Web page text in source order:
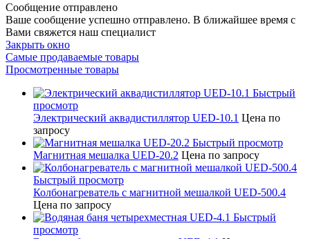
Сообщение отправлено
Ваше сообщение успешно отправлено. В ближайшее время с
Вами свяжется наш специалист
Закрыть окно
Самые продаваемые товары
Просмотренные товары
Быстрый
просмотр
Электрический аквадистиллятор UED-10.1 Цена по
запросу
Быстрый просмотр
Магнитная мешалка UED-20.2 Цена по запросу
Быстрый просмотр
Колбонагреватель с магнитной мешалкой UED-500.4
Цена по запросу
Быстрый
просмотр